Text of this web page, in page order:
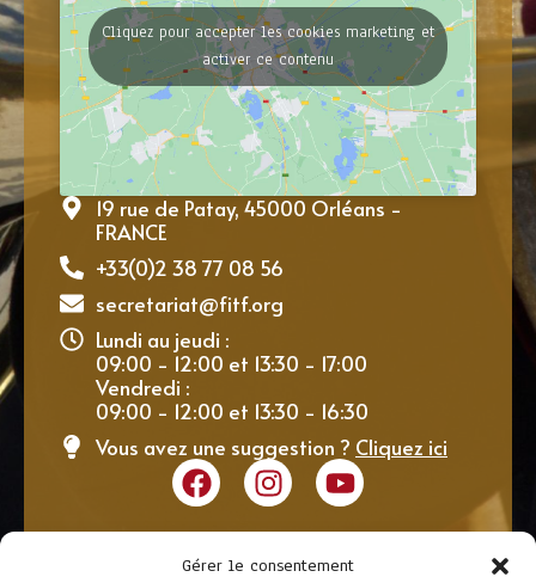
Gérer le consentement
Cliquez pour accepter les cookies marketing et
activer ce contenu
19 rue de Patay, 45000 Orléans -
FRANCE
+33(0)2 38 77 08 56
secretariat@fitf.org
Lundi au jeudi :
09:00 - 12:00 et 13:30 - 17:00
Vendredi :
09:00 - 12:00 et 13:30 - 16:30
Vous avez une suggestion ? Cliquez ici